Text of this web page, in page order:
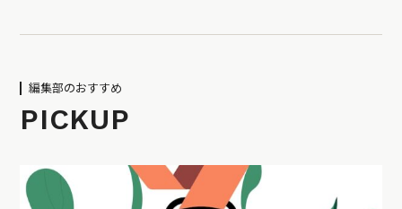
編集部のおすすめ
PICKUP